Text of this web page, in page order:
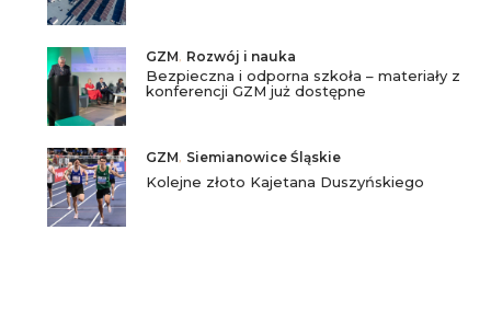
GZM Rozwój i nauka
Bezpieczna i odporna szkoła – materiały z
konferencji GZM już dostępne
GZM Siemianowice Śląskie
Kolejne złoto Kajetana Duszyńskiego